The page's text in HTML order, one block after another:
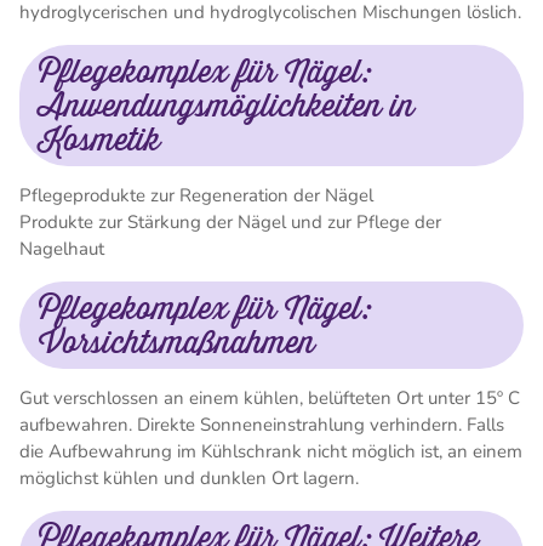
hydroglycerischen und hydroglycolischen Mischungen löslich.
Pflegekomplex für Nägel:
Anwendungsmöglichkeiten in
Kosmetik
Pflegeprodukte zur Regeneration der Nägel
Produkte zur Stärkung der Nägel und zur Pflege der
Nagelhaut
Pflegekomplex für Nägel:
Vorsichtsmaßnahmen
Gut verschlossen an einem kühlen, belüfteten Ort unter 15º C
aufbewahren. Direkte Sonneneinstrahlung verhindern. Falls
die Aufbewahrung im Kühlschrank nicht möglich ist, an einem
möglichst kühlen und dunklen Ort lagern.